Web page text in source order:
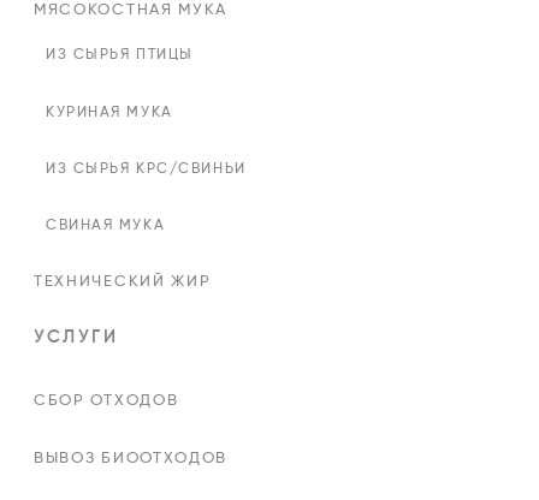
МЯСОКОСТНАЯ МУКА
ИЗ СЫРЬЯ ПТИЦЫ
КУРИНАЯ МУКА
ИЗ СЫРЬЯ КРС/СВИНЬИ
СВИНАЯ МУКА
ТЕХНИЧЕСКИЙ ЖИР
УСЛУГИ
СБОР ОТХОДОВ
ВЫВОЗ БИООТХОДОВ